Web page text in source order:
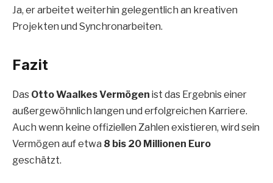
Ja, er arbeitet weiterhin gelegentlich an kreativen
Projekten und Synchronarbeiten.
Fazit
Das Otto Waalkes Vermögen ist das Ergebnis einer
außergewöhnlich langen und erfolgreichen Karriere.
Auch wenn keine offiziellen Zahlen existieren, wird sein
Vermögen auf etwa 8 bis 20 Millionen Euro
geschätzt.